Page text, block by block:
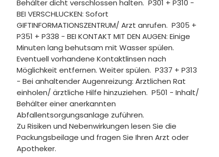
Behälter dicht verschlossen halten. P301 + P310 -
BEI VERSCHLUCKEN: Sofort
GIFTINFORMATIONSZENTRUM/ Arzt anrufen. P305 +
P351 + P338 - BEI KONTAKT MIT DEN AUGEN: Einige
Minuten lang behutsam mit Wasser spülen.
Eventuell vorhandene Kontaktlinsen nach
Möglichkeit entfernen. Weiter spülen. P337 + P313
- Bei anhaltender Augenreizung: Ärztlichen Rat
einholen/ ärztliche Hilfe hinzuziehen. P501 - Inhalt/
Behälter einer anerkannten
Abfallentsorgungsanlage zuführen.
Zu Risiken und Nebenwirkungen lesen Sie die
Packungsbeilage und fragen Sie Ihren Arzt oder
Apotheker.